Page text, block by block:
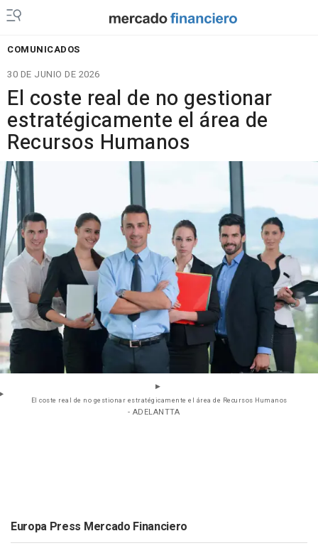
COMUNICADOS
30 DE JUNIO DE 2026
El coste real de no gestionar
estratégicamente el área de
Recursos Humanos
El coste real de no gestionar estratégicamente el área de Recursos Humanos
- ADELANTTA
Europa Press Mercado Financiero